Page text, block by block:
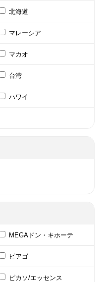
北海道
マレーシア
マカオ
台湾
ハワイ
MEGAドン・キホーテ
ピアゴ
ピカソ/エッセンス